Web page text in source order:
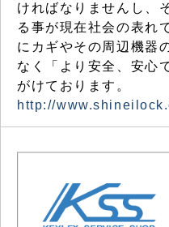
ければなりませんし、
る事が現在社会の表れ
にカギやその周辺機器
なく「より安全、安心
がけております。
http://